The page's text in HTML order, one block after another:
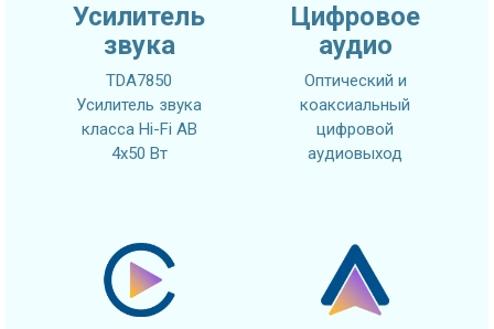
Усилитель
звука
TDA7850
Усилитель звука
класса Hi-Fi AB
4x50 Вт
Цифровое
аудио
Оптический и
коаксиальный
цифровой
аудиовыход